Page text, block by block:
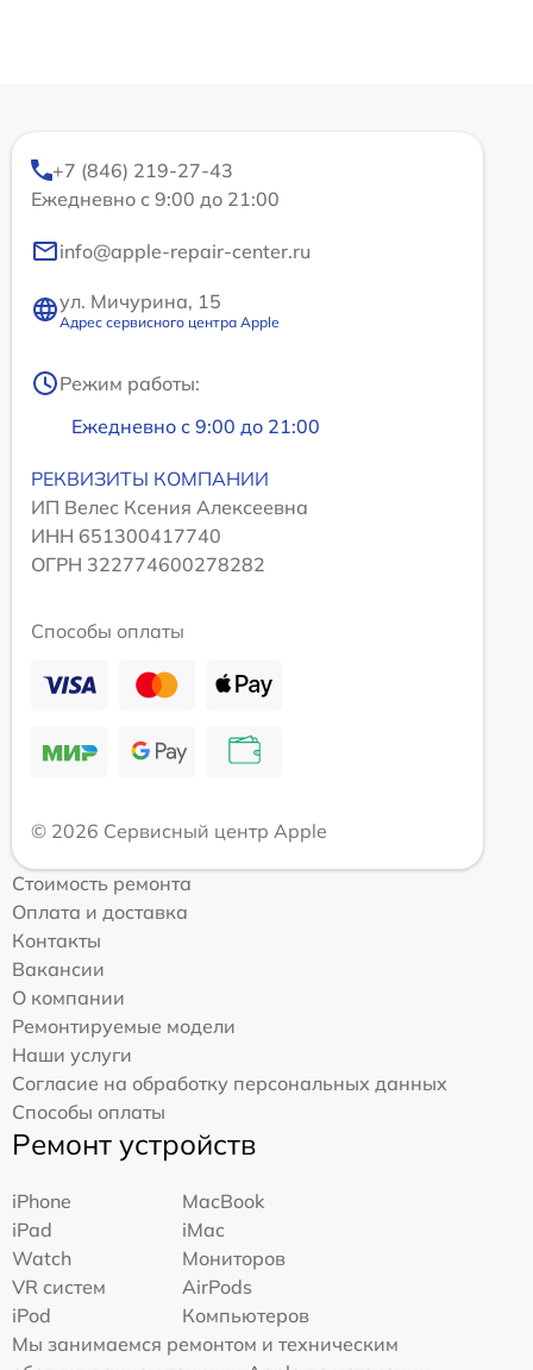
+7 (846) 219-27-43
Ежедневно с 9:00 до 21:00
info@apple-repair-center.ru
ул. Мичурина, 15
Адрес сервисного центра Apple
Режим работы:
Ежедневно с 9:00 до 21:00
РЕКВИЗИТЫ КОМПАНИИ
ИП Велес Ксения Алексеевна
ИНН 651300417740
ОГРН 322774600278282
Способы оплаты
© 2026 Сервисный центр Apple
Стоимость ремонта
Оплата и доставка
Контакты
Вакансии
О компании
Ремонтируемые модели
Наши услуги
Согласие на обработку персональных данных
Способы оплаты
Ремонт устройств
iPhone
MacBook
iPad
iMac
Watch
Мониторов
VR систем
AirPods
iPod
Компьютеров
Мы занимаемся ремонтом и техническим